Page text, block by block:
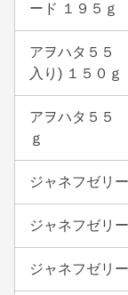
ード １９５ｇ
アヲハタ５５
入り) １５０ｇ
アヲハタ５５
ｇ
ジャネフゼリ
ジャネフゼリ
ジャネフゼリ